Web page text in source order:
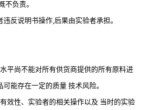
不负责。
反说明书操作,后果由实验者承担。
平尚不能对所有供货商提供的所有原料进
能存在一定的质量 技术风险。
效性、实验者的相关操作以及 当时的实验